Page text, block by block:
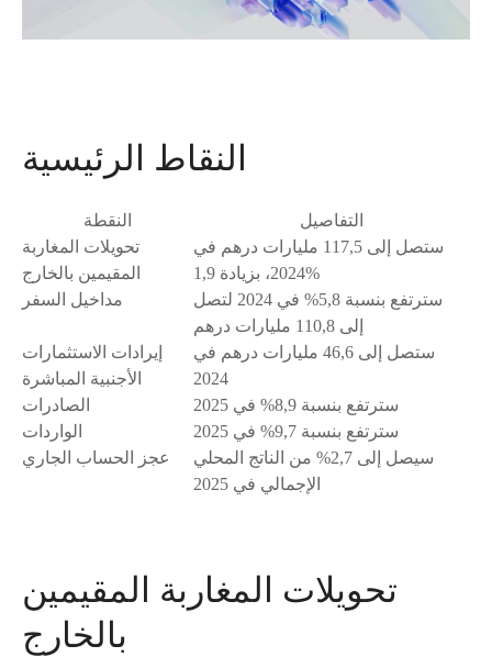
النقاط الرئيسية
النقطة
التفاصيل
تحويلات المغاربة
المقيمين بالخارج
ستصل إلى 117,5 مليارات درهم في
2024، بزيادة 1,9%
مداخيل السفر
سترتفع بنسبة 5,8% في 2024 لتصل
إلى 110,8 مليارات درهم
إيرادات الاستثمارات
الأجنبية المباشرة
ستصل إلى 46,6 مليارات درهم في
2024
الصادرات
سترتفع بنسبة 8,9% في 2025
الواردات
سترتفع بنسبة 9,7% في 2025
عجز الحساب الجاري
سيصل إلى 2,7% من الناتج المحلي
الإجمالي في 2025
تحويلات المغاربة المقيمين
بالخارج